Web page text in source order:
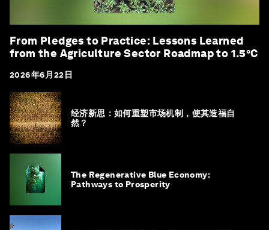
From Pledges to Practice: Lessons Learned
from the Agriculture Sector Roadmap to 1.5°C
2026年6月22日
经济新思：如何重塑市场机制，使其造福自
然？
The Regenerative Blue Economy:
Pathways to Prosperity